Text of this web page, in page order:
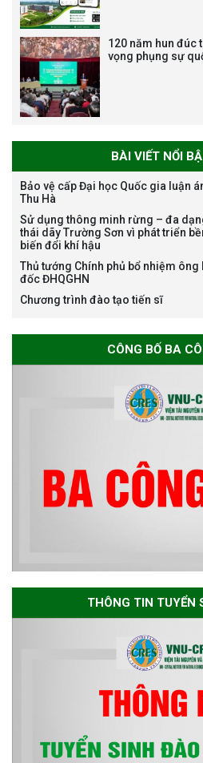
Tạm
Bảo vệ
bổng
Thông
dự
năm
120 năm hun đúc
vọng phụng sự
BÀI VIẾT NỔI
Bảo vệ cấp Đại học Quốc gia luận
Thu Hà
Sử dụng thông minh rừng – đa
thái dãy Trường Sơn vì phát triển
biến đổi khí hậu
Thủ tướng Chính phủ bổ nhiệm
đốc ĐHQGHN
Chương trình đào tạo tiến sĩ
CÔNG BỐ BA
THÔNG TIN TUYỂN